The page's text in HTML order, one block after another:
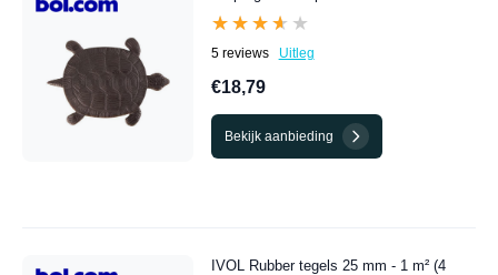
★★★★★
★★★★★
5 reviews Uitleg
€18,79
Bekijk aanbieding
IVOL Rubber tegels 25 mm - 1 m² (4